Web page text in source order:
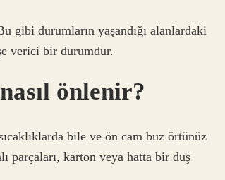
gibi durumların yaşandığı alanlardaki
verici bir durumdur.
önlenir?
bile ve ön cam buz örtünüz
parçaları, karton veya hatta bir duş